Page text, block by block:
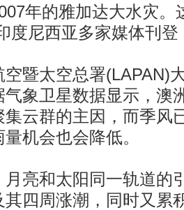
年的雅加达大水灾。
度尼西亚多家媒体刊
太空总署(LAPAN)
象卫星数据显示，澳
云群的主因，而季风
机会也会降低。
和太阳同一轨道的
四周涨潮，同时又累